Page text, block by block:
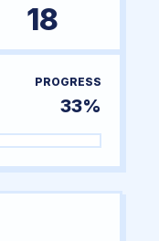
18
PROGRESS
33%